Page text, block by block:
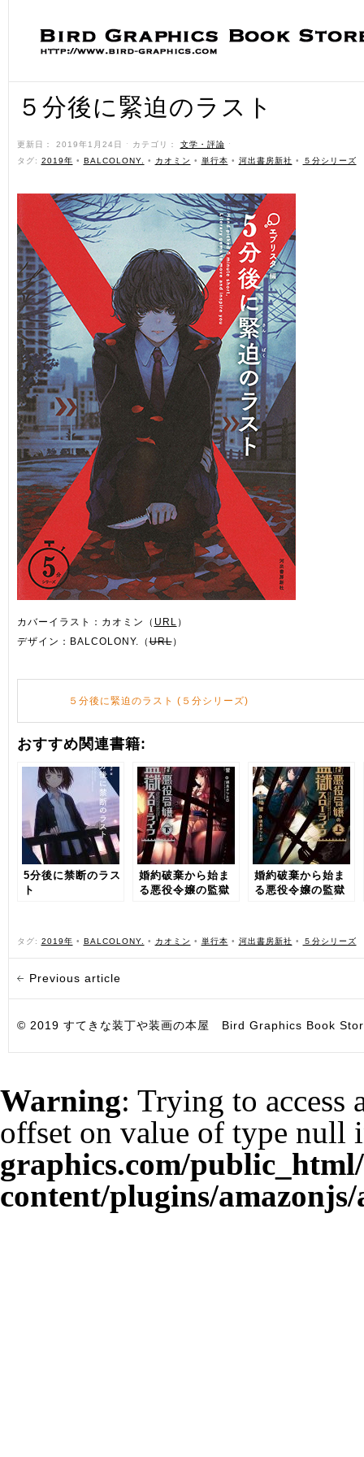
５分後に緊迫のラスト
更新日： 2019年1月24日 ˑ カテゴリ： 文学・評論 ˑ
タグ: 2019年 • BALCOLONY. • カオミン • 単行本 • 河出書房新社 • ５分シリーズ
カバーイラスト：カオミン（ URL ）
デザイン：BALCOLONY.（URL）
５分後に緊迫のラスト (５分シリーズ)
おすすめ関連書籍:
5分後に禁断のラス
ト
婚約破棄から始ま
る悪役令嬢の監獄
婚約破棄から始ま
る悪役令嬢の監獄
タグ: 2019年 • BALCOLONY. • カオミン • 単行本 • 河出書房新社 • ５分シリーズ
Previous article
© 2019 すてきな装丁や装画の本屋 Bird Graphics Book
Warning: Trying to access
offset on value of type null
graphics.com/
content/plugins/